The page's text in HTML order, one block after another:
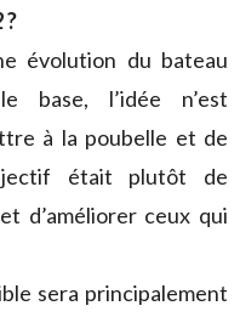
?
évolution du bateau
base, l’idée n’est
à la poubelle et de
était plutôt de
d’améliorer ceux qui
sera principalement